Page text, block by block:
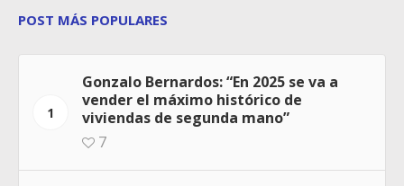
POST MÁS POPULARES
1
Gonzalo Bernardos: “En 2025 se va a
vender el máximo histórico de
viviendas de segunda mano”
7